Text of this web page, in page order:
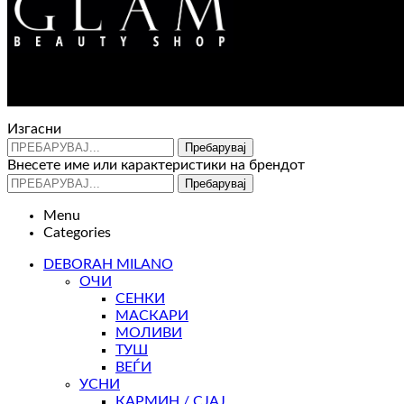
Изгасни
Пребарувај
Внесете име или карактеристики на брендот
Пребарувај
Menu
Categories
DEBORAH MILANO
ОЧИ
СЕНКИ
МАСКАРИ
МОЛИВИ
ТУШ
ВЕЃИ
УСНИ